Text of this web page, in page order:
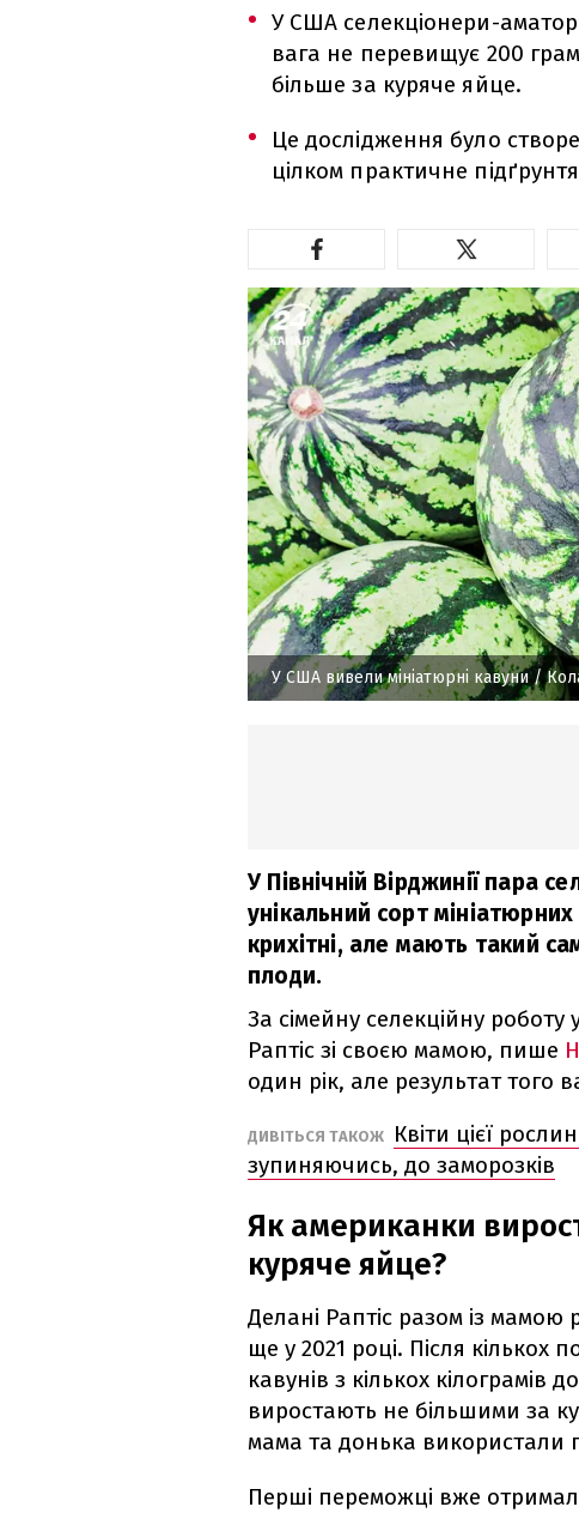
У США селекціонери-
вага не перевищує 200
більше за куряче яйце.
Це дослідження було
цілком практичне
У США вивели мініатюрні кавуни/
У Північній Вірджинії пара
унікальний сорт
крихітні, але мають такий
плоди.
За сімейну селекційну роботу
Раптіс зі своєю мамою, пише
один рік, але результат того
ДИВІТЬСЯ ТАКОЖ
Квіти цієї
зупиняючись, до заморозків
Як американки
куряче яйце?
Делані Раптіс разом із
ще у 2021 році. Після кількох
кавунів з кількох кілограмів
виростають не більшими за
мама та донька використали
Перші переможці вже